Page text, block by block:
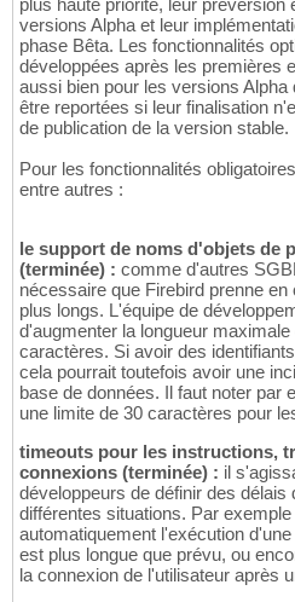
plus haute priorité, leur préversion
versions Alpha et leur
phase Bêta. Les fonctionnalités
développées après les premières
aussi bien pour les versions
être reportées si leur finalisation
de publication de la version stable.
Pour les fonctionnalités
entre autres :
le support de noms d'objets de
(terminée) : comme d'autres
nécessaire que Firebird prenne
plus longs. L'équipe de
d'augmenter la longueur
caractères. Si avoir des
cela pourrait toutefois avoir une
base de données. Il faut noter par
une limite de 30 caractères pour
timeouts pour les instructions,
connexions (terminée) : il
développeurs de définir des délais
différentes situations. Par
automatiquement l'exécution
est plus longue que prévu, ou
la connexion de l'utilisateur après